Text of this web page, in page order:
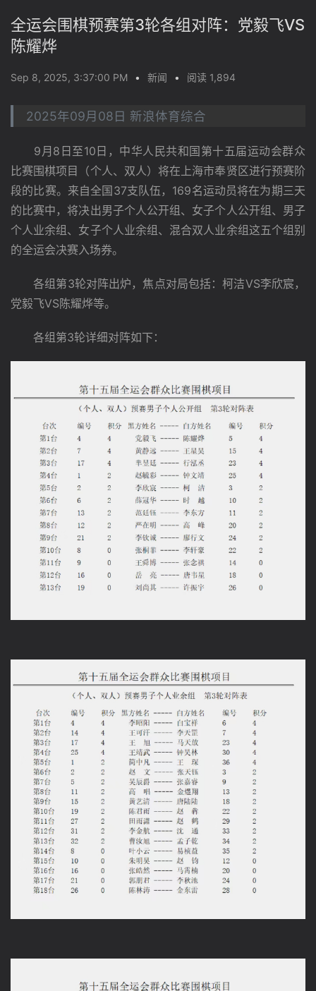
全运会围棋预赛第3轮各组对阵：党毅飞VS
陈耀烨
Sep 8, 2025, 3:37:00 PM • 新闻 • 阅读 1,894
2025年09月08日 新浪体育综合
9月8日至10日，中华人民共和国第十五届运动会群众
比赛围棋项目（个人、双人）将在上海市奉贤区进行预赛阶
段的比赛。来自全国37支队伍，169名运动员将在为期三天
的比赛中，将决出男子个人公开组、女子个人公开组、男子
个人业余组、女子个人业余组、混合双人业余组这五个组别
的全运会决赛入场券。
各组第3轮对阵出炉，焦点对局包括：柯洁VS李欣宸，
党毅飞VS陈耀烨等。
各组第3轮详细对阵如下：